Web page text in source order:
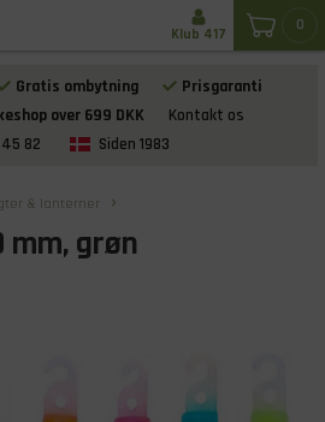
Gratis ombytning
Prisgaranti
over 699 DKK
Kontakt os
82
Siden 1983
0
Klub 417
& lanterner
mm, grøn